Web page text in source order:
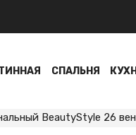
СПАЛЬНЯ
BeautyStyle 26